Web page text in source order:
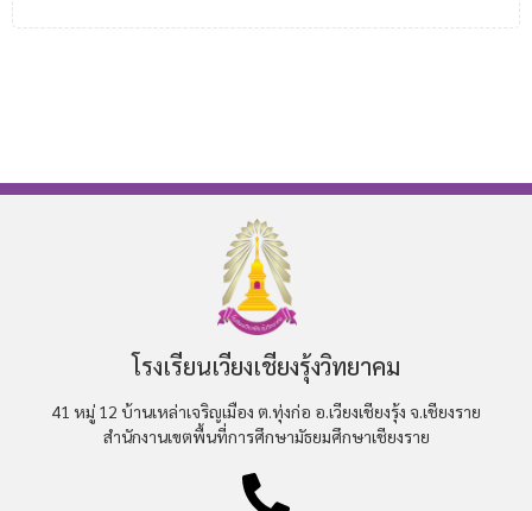
โรงเรียนเวียงเชียงรุ้งวิทยาคม
41 หมู่ 12 บ้านเหล่าเจริญเมือง ต.ทุ่งก่อ อ.เวียงเชียงรุ้ง จ.เชียงราย
สำนักงานเขตพื้นที่การศึกษามัธยมศึกษาเชียงราย